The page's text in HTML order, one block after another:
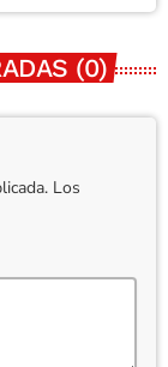
(0)
Los